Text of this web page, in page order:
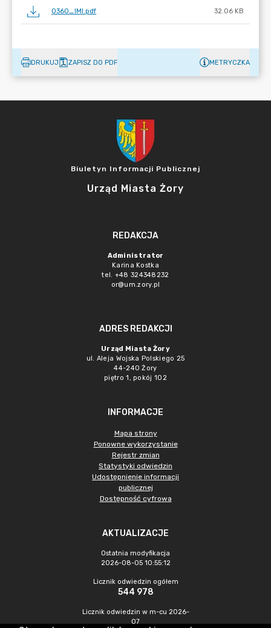
0360_IMI.pdf 32.06 KB
DRUKUJ ZAPISZ DO PDF METRYCZKA
Biuletyn Informacji Publicznej
Urząd Miasta Żory
REDAKCJA
Administrator
Karina Kostka
tel. +48 324348232
or@um.zory.pl
ADRES REDAKCJI
Urząd Miasta Żory
ul. Aleja Wojska Polskiego 25
44-240 Żory
piętro 1, pokój 102
INFORMACJE
Mapa strony
Ponowne wykorzystanie
Rejestr zmian
Statystyki odwiedzin
Udostępnienie informacji
publicznej
Dostępność cyfrowa
AKTUALIZACJE
Ostatnia modyfikacja
2026-08-05 10:55:12
Licznik odwiedzin ogółem
544 978
Licznik odwiedzin w m-cu 2026-
07